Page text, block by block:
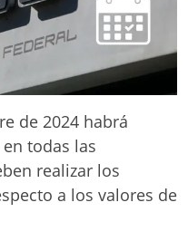
de 2024 habrá
todas las
realizar los
a los valores de